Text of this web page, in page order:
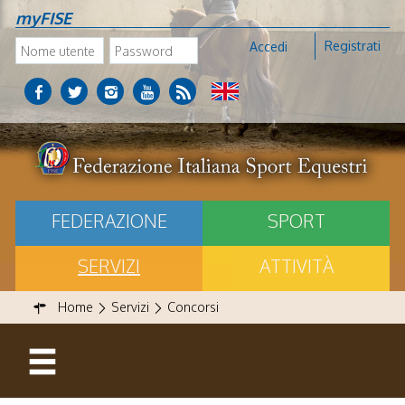
myFISE
Accedi Registrati
FEDERAZIONE
SPORT
SERVIZI
ATTIVITÀ
Home Servizi Concorsi